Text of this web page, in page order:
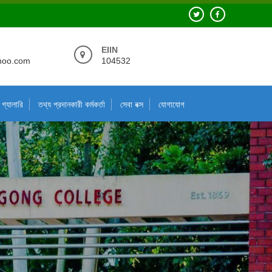
EIIN
104532
গ্যালারি তথ্য প্রদানকারী কর্মকর্তা সেবা বক্স যোগাযোগ